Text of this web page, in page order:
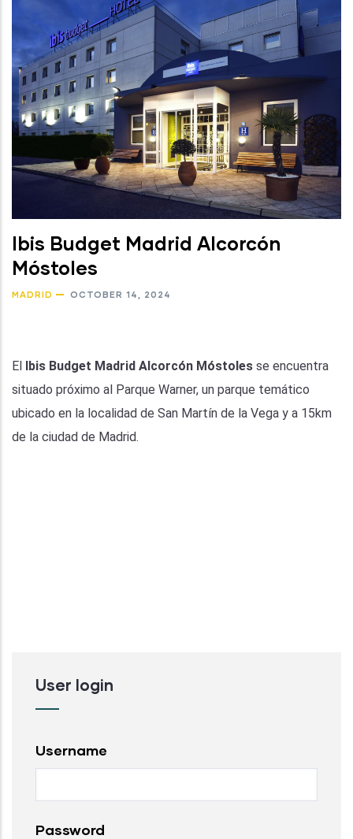
Ibis Budget Madrid Alcorcón
Móstoles
MADRID OCTOBER 14, 2024
El Ibis Budget Madrid Alcorcón Móstoles se encuentra
situado próximo al Parque Warner, un parque temático
ubicado en la localidad de San Martín de la Vega y a 15km
de la ciudad de Madrid.
User login
Username
Password